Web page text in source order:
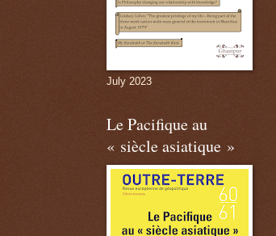
July 2023
Le Pacifique au
« siècle asiatique »